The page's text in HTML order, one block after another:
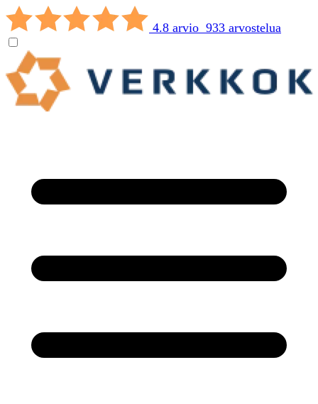
4.8 arvio 933 arvostelua